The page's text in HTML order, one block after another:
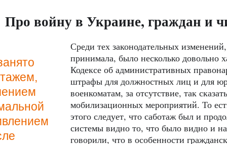
Про войну в Украине, граждан и
Среди тех законодательных
принимала, было несколько довольно
Кодексе об административных
штрафы для должностных лиц и для
военкоматам, за отсутствие, так
мобилизационных мероприятий. То
этого следует, что саботаж был и
системы видно то, что было видно и
говорили, что в особенности